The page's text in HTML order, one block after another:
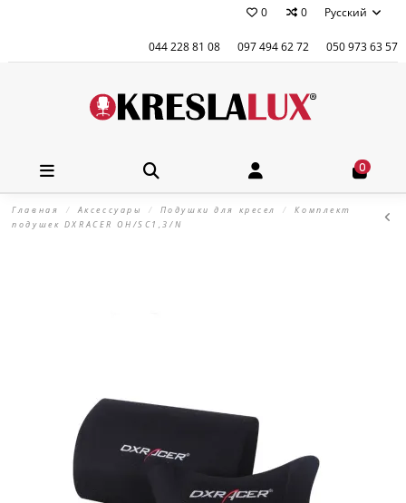
0 0 Русский
044 228 81 08 097 494 62 72 050 973 63 57
0
Главная Аксессуары Подушки для кресел
Комплект
подушек DXRACER OH/SC1,3/N